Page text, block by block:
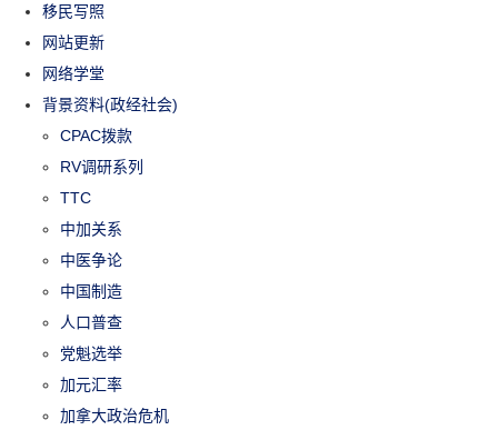
移民写照
网站更新
网络学堂
背景资料(政经社会)
CPAC拨款
RV调研系列
TTC
中加关系
中医争论
中国制造
人口普查
党魁选举
加元汇率
加拿大政治危机